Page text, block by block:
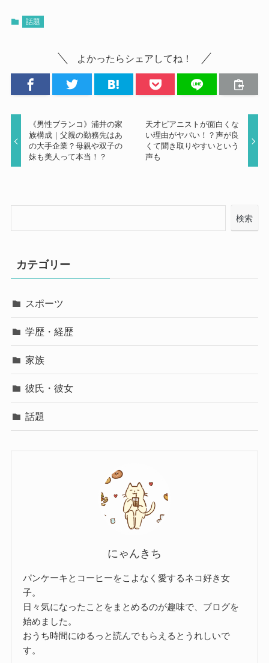
話題
よかったらシェアしてね！
《男性ブランコ》浦井の家
族構成｜父親の勤務先はあ
の大手企業？母親や双子の
妹も美人って本当！？
天才ピアニストが面白くな
い理由がヤバい！？声が良
くて聞き取りやすいという
声も
検索
カテゴリー
スポーツ
学歴・経歴
家族
彼氏・彼女
話題
にゃんきち
パンケーキとコーヒーをこよなく愛するネコ好き女
子。
日々気になったことをまとめるのが趣味で、ブログを
始めました。
おうち時間にゆるっと読んでもらえるとうれしいで
す。